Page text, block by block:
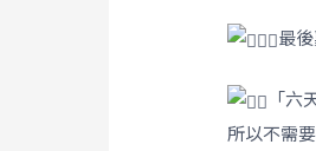
最
「
所以不需